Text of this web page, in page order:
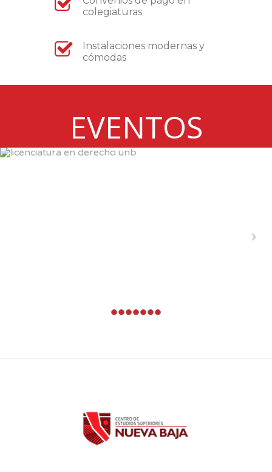
colegiaturas
Instalaciones modernas y
cómodas
EVENTOS